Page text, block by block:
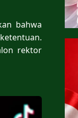
bahwa
rektor